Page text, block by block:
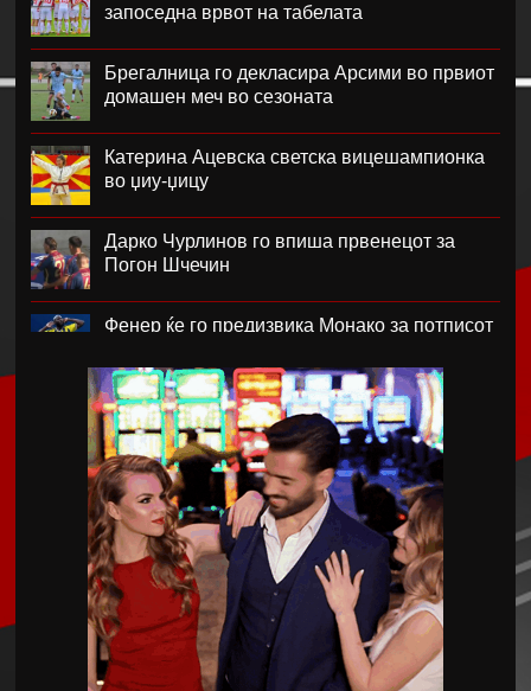
запоседна врвот на табелата
Брегалница го декласира Арсими во првиот
домашен меч во сезоната
Катерина Ацевска светска вицешампионка
во џиу-џицу
Дарко Чурлинов го впиша првенецот за
Погон Шчечин
Фенер ќе го предизвика Монако за потписот
Челзи убедливо го надигра Милан во
Австралија
Кенан Јилдиз на листата на желби на
Арсенал
Фисник Аслани не ги мина лекарските
прегледи во РБ Лајпциг
Интер подобар од Јуве во тест меч во Перт